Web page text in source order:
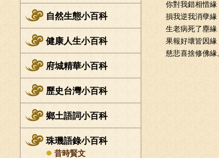
自然生態小百科
健康人生小百科
府城精華小百科
歷史台灣小百科
鄉土語詞小百科
珠璣語錄小百科
昔時賢文
你對我錯相惜緣
損我逆我消孽緣
生老病死了塵緣
果報好壞皆因緣
慈悲喜捨修佛緣